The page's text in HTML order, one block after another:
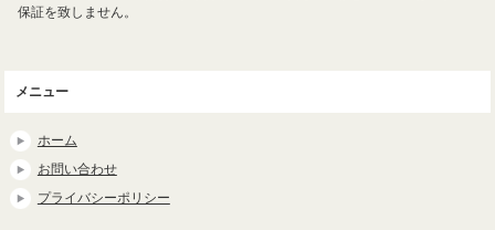
保証を致しません。
メニュー
ホーム
お問い合わせ
プライバシーポリシー